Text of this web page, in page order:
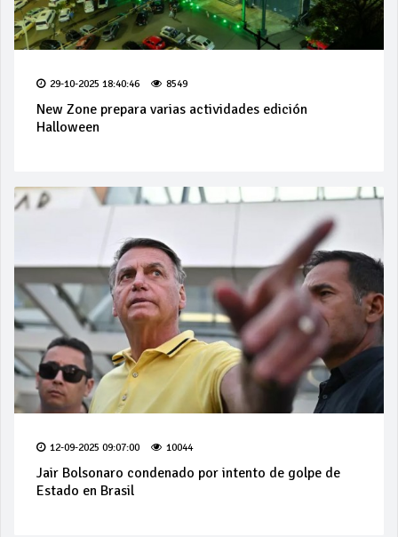
29-10-2025 18:40:46 8549
New Zone prepara varias actividades edición
Halloween
12-09-2025 09:07:00 10044
Jair Bolsonaro condenado por intento de golpe de
Estado en Brasil